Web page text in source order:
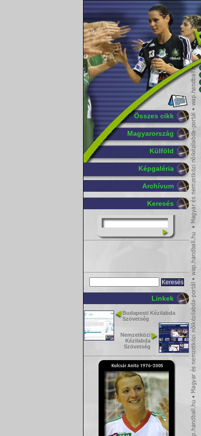
Összes cikk
Magyarország
Külföld
Képgaléria
Archívum
Keresés
Linkek
Budapesti Kézilabda
Szövetség
Nemzetközi
Kézilabda
Szövetség